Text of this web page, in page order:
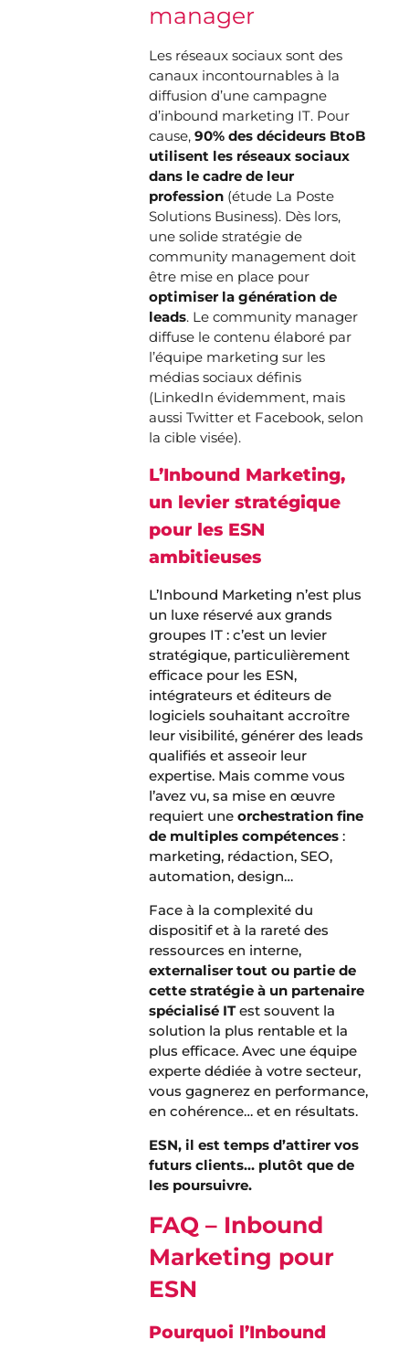
manager
Les réseaux sociaux sont des
canaux incontournables à la
diffusion d’une campagne
d’inbound marketing IT. Pour
cause,90% des décideurs BtoB
utilisent les réseaux sociaux
dans le cadre de leur
profession (étude La Poste
Solutions Business). Dès lors,
une solide stratégie de
community management doit
être mise en place pour
optimiser la génération de
leads. Le community manager
diffuse le contenu élaboré par
l’équipe marketing sur les
médias sociaux définis
(LinkedIn évidemment, mais
aussi Twitter et Facebook, selon
la cible visée).
L’Inbound Marketing,
un levier stratégique
pour les ESN
ambitieuses
L’Inbound Marketing n’est plus
un luxe réservé aux grands
groupes IT : c’est un levier
stratégique, particulièrement
efficace pour les ESN,
intégrateurs et éditeurs de
logiciels souhaitant accroître
leur visibilité, générer des leads
qualifiés et asseoir leur
expertise. Mais comme vous
l’avez vu, sa mise en œuvre
requiert uneorchestration fine
de multiples compétences :
marketing, rédaction, SEO,
automation, design…
Face à la complexité du
dispositif et à la rareté des
ressources en interne,
externaliser tout ou partie de
cette stratégie à un partenaire
spécialisé ITest souvent la
solution la plus rentable et la
plus efficace. Avec une équipe
experte dédiée à votre secteur,
vous gagnerez en performance,
en cohérence… et en résultats.
ESN, il est temps d’attirer vos
futurs clients… plutôt que de
les poursuivre.
FAQ – Inbound
Marketing pour
ESN
Pourquoi l’Inbound